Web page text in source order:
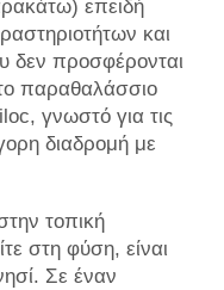
επειδή
και
δεν προσφέρονται
παραθαλάσσιο
γνωστό για τις
διαδρομή με
τοπική
στη φύση, είναι
Σε έναν